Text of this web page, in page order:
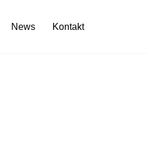
News Kontakt